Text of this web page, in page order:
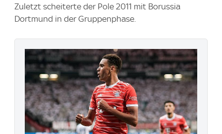
Zuletzt scheiterte der Pole 2011 mit Borussia
Dortmund in der Gruppenphase.